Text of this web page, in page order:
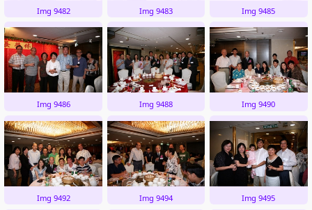
Img 9482 Img 9483 Img 9485
Img 9486 Img 9488 Img 9490
Img 9492 Img 9494 Img 9495